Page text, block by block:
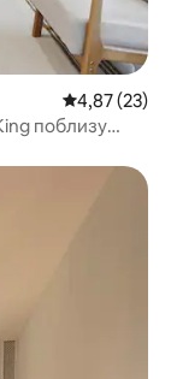
Середня
4,87 (23)
поблизу